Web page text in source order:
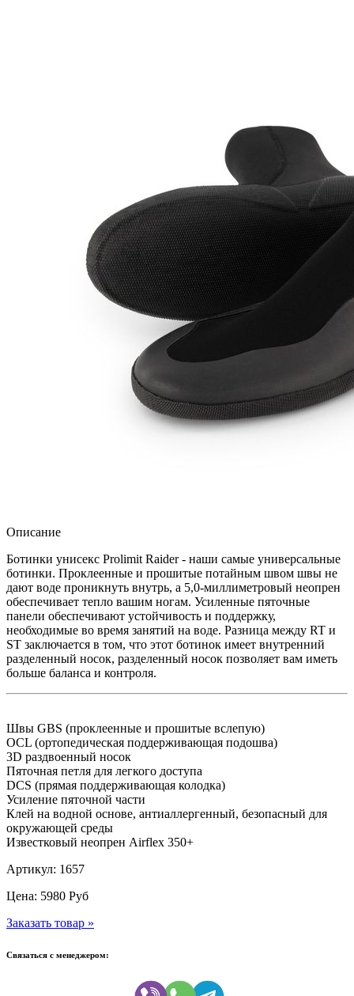
Описание
Ботинки унисекс Prolimit Raider - наши самые универсальные
ботинки. Проклеенные и прошитые потайным швом швы не
дают воде проникнуть внутрь, а 5,0-миллиметровый неопрен
обеспечивает тепло вашим ногам. Усиленные пяточные
панели обеспечивают устойчивость и поддержку,
необходимые во время занятий на воде. Разница между RT и
ST заключается в том, что этот ботинок имеет внутренний
разделенный носок, разделенный носок позволяет вам иметь
больше баланса и контроля.
Швы GBS (проклеенные и прошитые вслепую)
OCL (ортопедическая поддерживающая подошва)
3D раздвоенный носок
Пяточная петля для легкого доступа
DCS (прямая поддерживающая колодка)
Усиление пяточной части
Клей на водной основе, антиаллергенный, безопасный для
окружающей среды
Известковый неопрен Airflex 350+
Артикул: 1657
Цена: 5980 Руб
Заказать товар »
Связаться с менеджером: